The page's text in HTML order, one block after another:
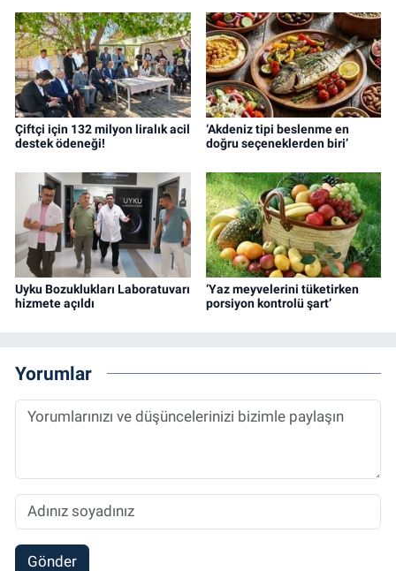
Çiftçi için 132 milyon liralık acil
destek ödeneği!
‘Akdeniz tipi beslenme en
doğru seçeneklerden biri’
Uyku Bozuklukları Laboratuvarı
hizmete açıldı
‘Yaz meyvelerini tüketirken
porsiyon kontrolü şart’
Yorumlar
Gönder